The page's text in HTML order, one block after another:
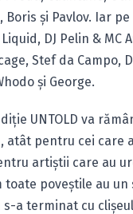
Boris şi Pavlov. Iar
DJ Pelin & MC
Stef da Campo,
şi George.
UNTOLD va
atât pentru cei care
artiştii care au
toate poveştile au
s-a terminat cu